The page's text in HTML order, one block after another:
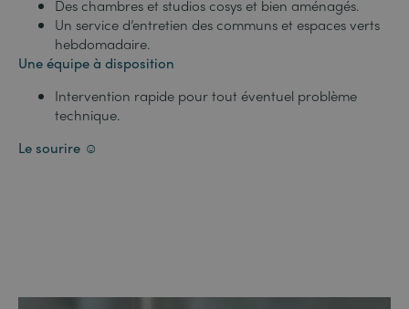
Des chambres et studios cosys et bien aménagés.
Un service d’entretien des communs et espaces verts
hebdomadaire.
Une équipe à disposition
Intervention rapide pour tout éventuel problème
technique.
Le sourire ☺